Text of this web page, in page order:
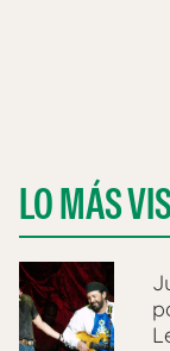
LO MÁS